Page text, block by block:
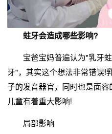
蛀牙会造成哪些影响?
宝爸宝妈普遍认为"乳牙蛀
牙"，其实这个想法非常错误!
子的发音器官，同时也是面
儿童有着重大影响!
局部影响